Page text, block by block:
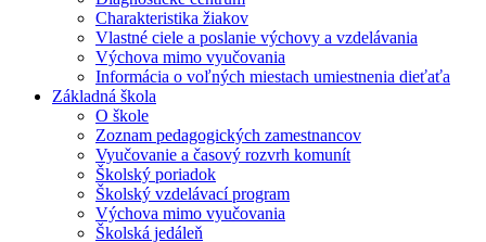
Charakteristika žiakov
Vlastné ciele a poslanie výchovy a vzdelávania
Výchova mimo vyučovania
Informácia o voľných miestach umiestnenia dieťaťa
Základná škola
O škole
Zoznam pedagogických zamestnancov
Vyučovanie a časový rozvrh komunít
Školský poriadok
Školský vzdelávací program
Výchova mimo vyučovania
Školská jedáleň